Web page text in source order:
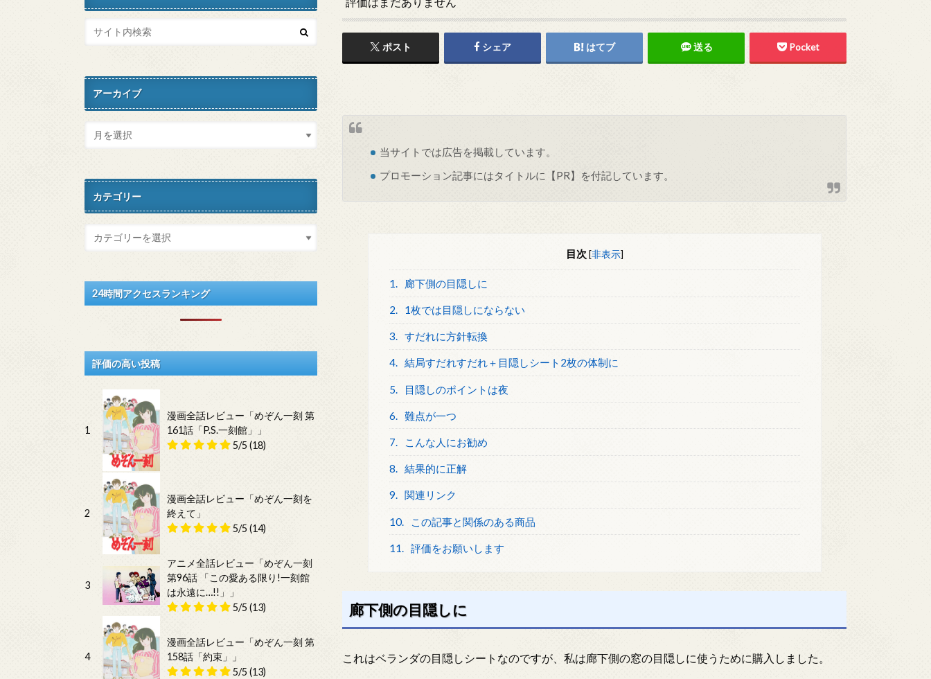
ポスト シェア はてブ 送る Pocket
当サイトでは広告を掲載しています。
プロモーション記事にはタイトルに【PR】を付記しています。
目次 [非表示]
1. 廊下側の目隠しに
2. 1枚では目隠しにならない
3. すだれに方針転換
4. 結局すだれすだれ＋目隠しシート2枚の体制に
5. 目隠しのポイントは夜
6. 難点が一つ
7. こんな人にお勧め
8. 結果的に正解
9. 関連リンク
10. この記事と関係のある商品
11. 評価をお願いします
廊下側の目隠しに
これはベランダの目隠しシートなのですが、私は廊下側の窓の目隠しに使うために購入しました。
アーカイブ
カテゴリー
24時間アクセスランキング
評価の高い投稿
1
漫画全話レビュー「めぞん一刻 第
161話「P.S.一刻館」」
5/5 (18)
2
漫画全話レビュー「めぞん一刻を
終えて」
5/5 (14)
3
アニメ全話レビュー「めぞん一刻
第96話 「この愛ある限り!一刻館
は永遠に…!!」」
5/5 (13)
4
漫画全話レビュー「めぞん一刻 第
158話「約束」」
5/5 (13)